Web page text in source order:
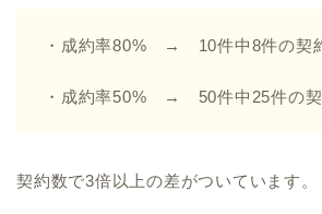
・成約率80% → 10件中8件の契
・成約率50% → 50件中25件の契
契約数で3倍以上の差がついています。